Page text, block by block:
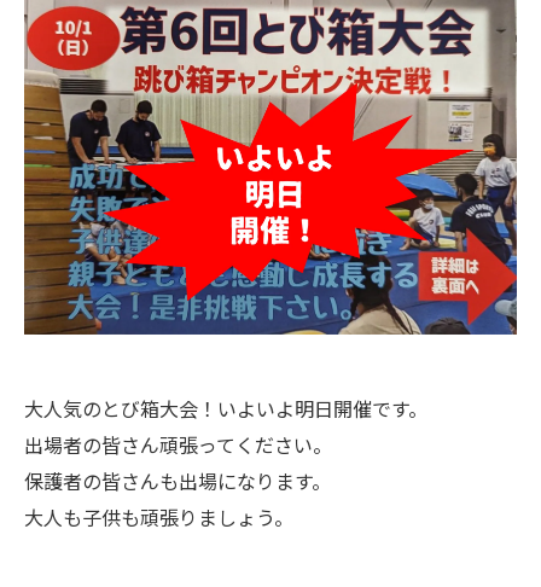
大人気のとび箱大会！いよいよ明日開催です。
出場者の皆さん頑張ってください。
保護者の皆さんも出場になります。
大人も子供も頑張りましょう。